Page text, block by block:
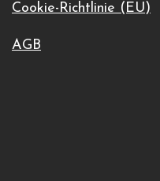
Cookie-Richtlinie (EU)
AGB